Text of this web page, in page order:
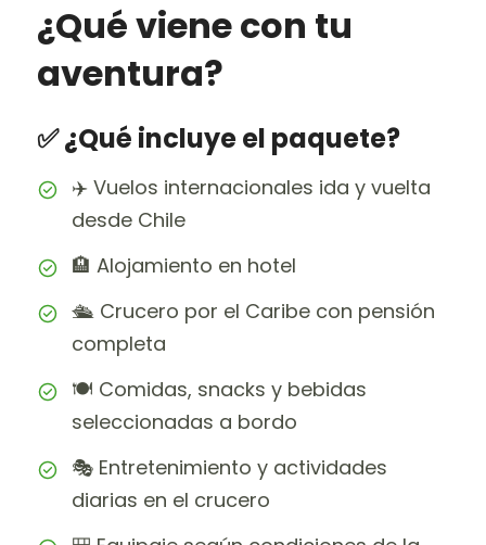
¿Qué viene con tu
aventura?
✅ ¿Qué incluye el paquete?
✈️ Vuelos internacionales ida y vuelta
desde Chile
🏨 Alojamiento en hotel
🛳️ Crucero por el Caribe con pensión
completa
🍽️ Comidas, snacks y bebidas
seleccionadas a bordo
🎭 Entretenimiento y actividades
diarias en el crucero